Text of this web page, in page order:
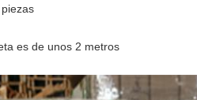
es de unos 2 metros